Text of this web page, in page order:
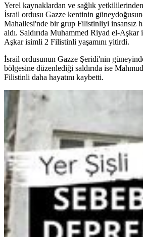
Yerel kaynaklardan ve sağlık
İsrail ordusu Gazze kentinin
Mahallesi'nde bir grup Filistinliyi insansız
aldı. Saldırıda Muhammed Riyad el-
Aşkar isimli 2 Filistinli yaşamını yitirdi.
İsrail ordusunun Gazze Şeridi'nin
bölgesine düzenlediği saldırıda ise
Filistinli daha hayatını kaybetti.